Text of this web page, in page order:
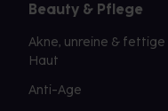
Beauty & Pflege
Akne, unreine & fettige
Haut
Anti-Age